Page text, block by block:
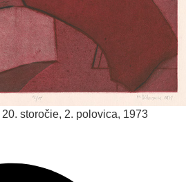
20. storočie, 2. polovica, 1973